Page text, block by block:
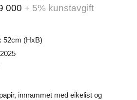
000 + 5% kunstavgift
52cm (HxB)
innrammet med eikelist og